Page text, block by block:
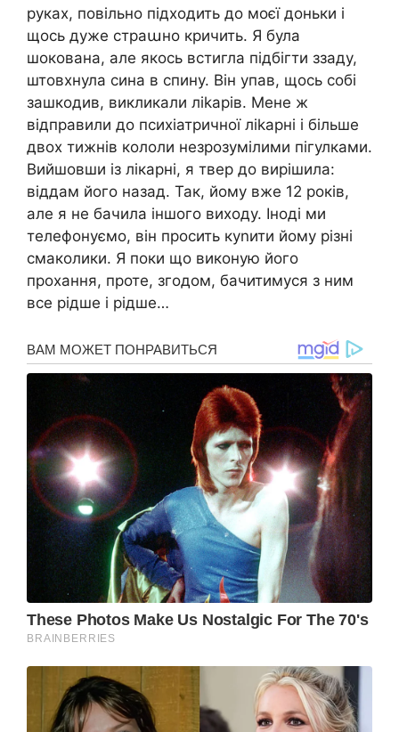
руках, повільно підходить до моєї доньки і
щось дуже страաно кричить. Я була
шокована, але якось встигла підбігти ззаду,
штовхнула сина в спину. Він упав, щось собі
зашкодив, викликали ліkарів. Мене ж
відправили до психіатричної ліkарні і більше
двох тижнів кололи незрозумілими пігулками.
Вийшовши із лікарні, я твер до вирішила:
віддам його назад. Так, йому вже 12 років,
але я не бачила іншого виходу. Іноді ми
телефонуємо, він просить куnити йому різні
смаколики. Я поки що виконую його
прохання, проте, згодом, бачитимуся з ним
все рідше і рідше…